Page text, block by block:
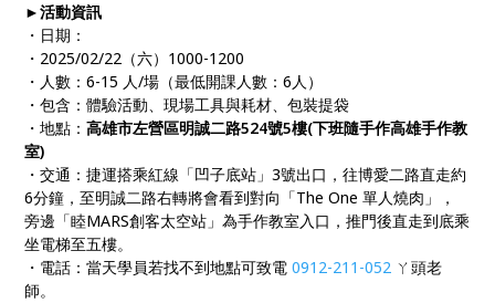
►活動資訊
・日期：
・2025/02/22（六）1000-1200
・人數：6-15 人/場（最低開課人數：6人）
・包含：體驗活動、現場工具與耗材、包裝提袋
・地點：高雄市左營區明誠二路524號5樓(下班隨手作高雄手作教
室)
・交通：捷運搭乘紅線「凹子底站」3號出口，往博愛二路直走約
6分鐘，至明誠二路右轉將會看到對向「The One 單人燒肉」，
旁邊「睦MARS創客太空站」為手作教室入口，推門後直走到底乘
坐電梯至五樓。
・電話：當天學員若找不到地點可致電0912-211-052 ㄚ頭老
師。